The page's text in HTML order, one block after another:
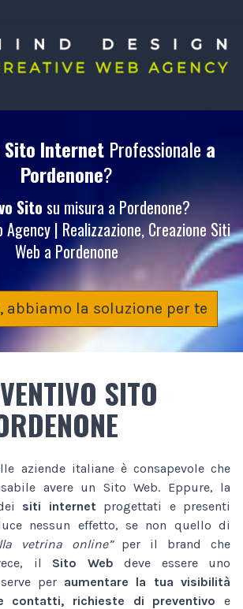
Sito Internet Professionale a
Pordenone?
Sito su misura a Pordenone?
Agency | Realizzazione, Creazione Siti
Web a Pordenone
abbiamo la soluzione per te
SITO
aziende italiane è consapevole che
avere un Sito Web. Eppure, la
siti internet progettati e presenti
nessun effetto, se non quello di
vetrina online”per il brand che
il Sito Web deve essere uno
per aumentare la tua visibilità
contatti, richieste di preventivo e